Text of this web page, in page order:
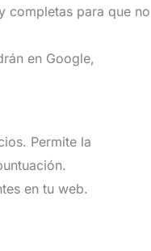
completas para que no
en Google,
Permite la
en tu web.